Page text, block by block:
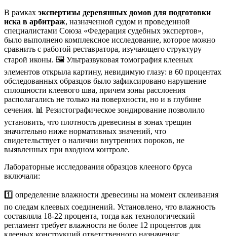
В рамках экспертизы деревянных домов для подготовки
иска в арбитраж, назначенной судом и проведенной
специалистами Союза «Федерация судебных экспертов»,
было выполнено комплексное исследование, которое можно
сравнить с работой реставратора, изучающего структуру
старой иконы. 🖼️ Ультразвуковая томография клееных
элементов открыла картину, невидимую глазу: в 60 процентах
обследованных образцов было зафиксировано нарушение
сплошности клеевого шва, причем зоны расслоения
располагались не только на поверхности, но и в глубине
сечения. 📊 Резистографическое зондирование позволило
установить, что плотность древесины в зонах трещин
значительно ниже нормативных значений, что
свидетельствует о наличии внутренних пороков, не
выявленных при входном контроле.
Лабораторные исследования образцов клееного бруса
включали:
1️⃣ определение влажности древесины на момент склеивания
по следам клеевых соединений. Установлено, что влажность
составляла 18-22 процента, тогда как технологический
регламент требует влажности не более 12 процентов для
клееных конструкций ответственного назначения;